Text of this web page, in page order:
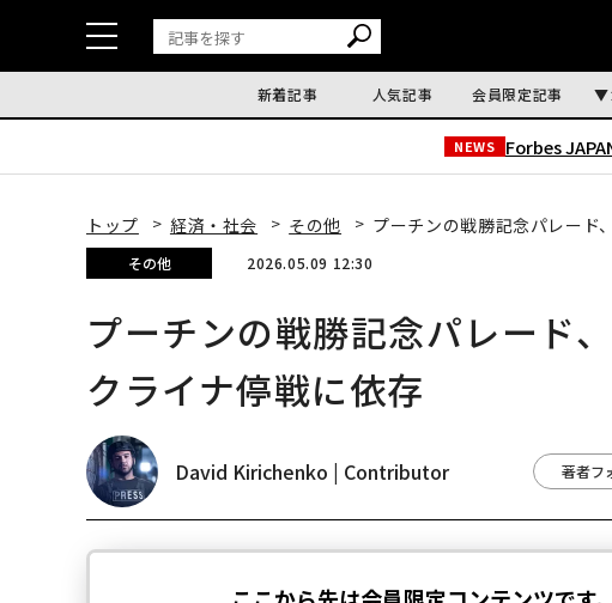
新着記事 人気記事 会員限定記事
NEWS Forbes
トップ 経済・社会 その他 プーチンの戦勝記念パレード
その他 2026.05.09 12:30
プーチンの戦勝記念パレード
クライナ停戦に依存
David Kirichenko | Contributor 著者フ